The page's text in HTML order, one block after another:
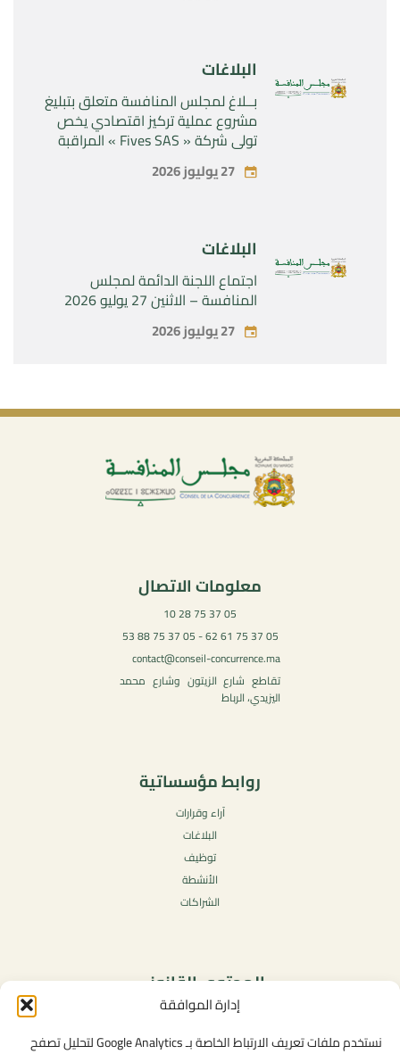
إدارة الموافقة
نستخدم ملفات تعريف الارتباط الخاصة بـ Google Analytics لتحليل تصفح
البلاغات
بــلاغ لمجلس المنافسة متعلق بتبليغ
مشروع عملية تركيز اقتصادي يخص
تولي شركة « Fives SAS » المراقبة
SAS »27 يوليوز 2026
البلاغات
اجتماع اللجنة الدائمة لمجلس
المنافسة – الاثنين 27 يوليو 2026
27 يوليوز 2026
معلومات الاتصال
05 37 75 28 10
05 37 75 61 62 - 05 37 75 88 53
contact@conseil-concurrence.ma
تقاطع شارع الزيتون وشارع محمد
اليزيدي، الرباط
روابط مؤسساتية
آراء وقرارات
البلاغات
توظيف
الأنشطة
الشراكات
المحتوى القانوني
سياسة الخصوصية
شروط الاستخدام العامة